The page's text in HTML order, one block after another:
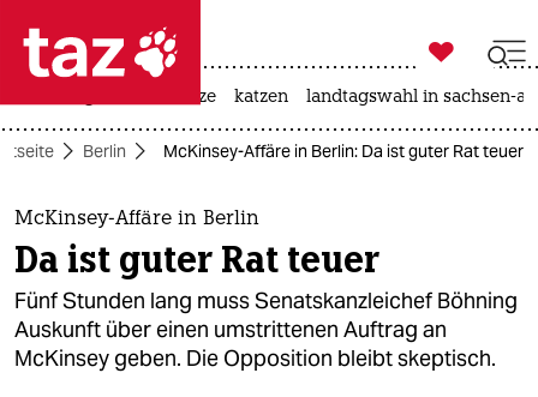
 taz zahl ich
taz zahl ich
themen
politik
öko
gesellschaft

taz zahl ich
hitze katzen landtagswahl in sachsen-
Berlin McKinsey-Affäre in Berlin: Da ist guter Rat teuer
McKinsey-Affäre in Berlin
Da ist guter Rat teuer
Fünf Stunden lang muss Senatskanzleichef Böhning
Auskunft über einen umstrittenen Auftrag an
McKinsey geben. Die Opposition bleibt skeptisch.